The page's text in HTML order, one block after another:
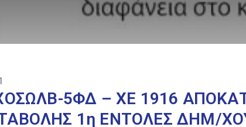
5ΦΔ – XE 1916
1η ΕΝΤΟΛΕΣ ΔΗΜ/